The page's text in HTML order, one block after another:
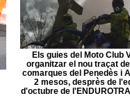
Els guies del Moto Club
organitzar el nou traçat
comarques del Penedès i
2 mesos, desprès de
d'octubre de